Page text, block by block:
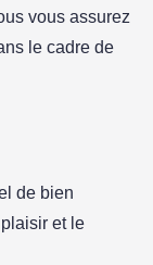
vous assurez
le cadre de
de bien
et le